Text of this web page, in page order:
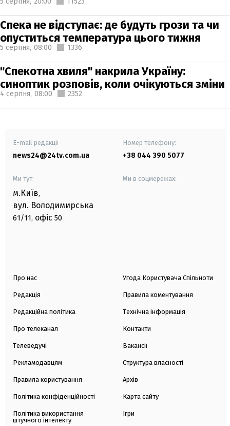
Спека не відступає: де будуть грози та чи
опуститься температура цього тижня
5 серпня, 08:00 1336
"Спекотна хвиля" накрила Україну:
синоптик розповів, коли очікуються зміни
4 серпня, 08:00 2352
E-mail редакції
news24@24tv.com.ua
Номер телефону:
+38 044 390 5077
Ми тут:
м.Київ,
вул. Володимирська
61/11, офіс 50
Ми в соцмережах:
Про нас
Редакція
Редакційна політика
Про телеканал
Телеведучі
Рекламодавцям
Правила користування
Політика конфіденційності
Політика використання
штучного інтелекту
Угода Користувача Спільноти
Правила коментування
Технічна інформація
Контакти
Вакансії
Структура власності
Архів
Карта сайту
Ігри